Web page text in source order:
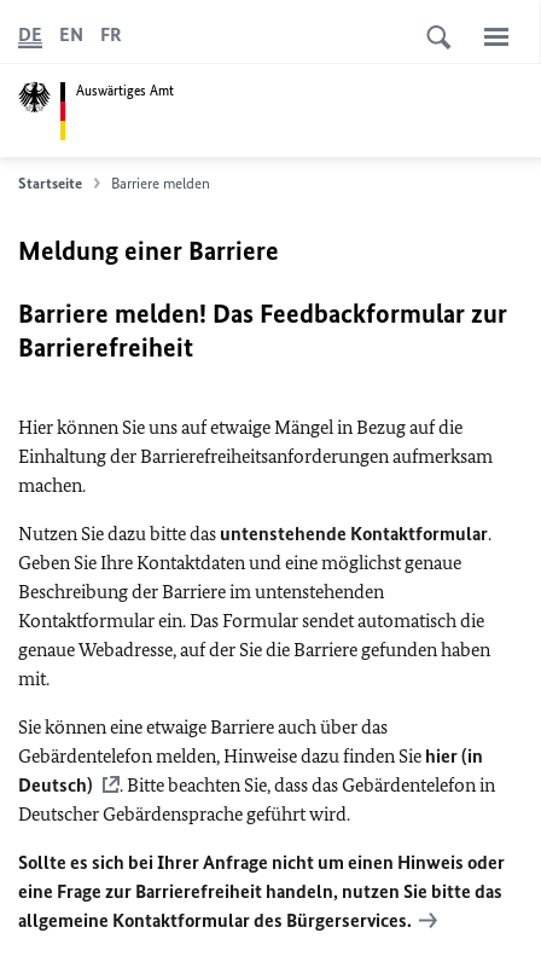
Auswärtiges Amt
DE EN FR
Startseite Barriere melden
Meldung einer Barriere
Barriere melden! Das Feedbackformular zur
Barrierefreiheit
Hier können Sie uns auf etwaige Mängel in Bezug auf die
Einhaltung der Barrierefreiheitsanforderungen aufmerksam
machen.
Nutzen Sie dazu bitte das untenstehende Kontaktformular.
Geben Sie Ihre Kontaktdaten und eine möglichst genaue
Beschreibung der Barriere im untenstehenden
Kontaktformular ein. Das Formular sendet automatisch die
genaue Webadresse, auf der Sie die Barriere gefunden haben
mit.
Sie können eine etwaige Barriere auch über das
Gebärdentelefon melden, Hinweise dazu finden Sie hier (in
Deutsch)
. Bitte beachten Sie, dass das Gebärdentelefon in
Deutscher Gebärdensprache geführt wird.
Sollte es sich bei Ihrer Anfrage nicht um einen Hinweis oder
eine Frage zur Barrierefreiheit handeln, nutzen Sie bitte das
allgemeine Kontaktformular des Bürgerservices.